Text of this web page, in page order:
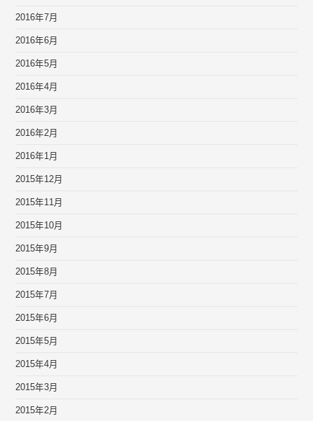
2016年7月
2016年6月
2016年5月
2016年4月
2016年3月
2016年2月
2016年1月
2015年12月
2015年11月
2015年10月
2015年9月
2015年8月
2015年7月
2015年6月
2015年5月
2015年4月
2015年3月
2015年2月